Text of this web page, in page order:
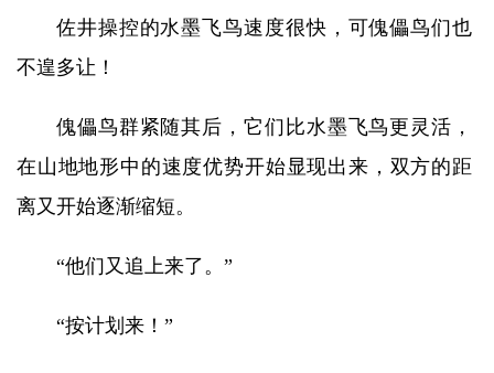
佐井操控的水墨飞鸟速度很快，可傀儡鸟们也
不遑多让！
傀儡鸟群紧随其后，它们比水墨飞鸟更灵活，
在山地地形中的速度优势开始显现出来，双方的距
离又开始逐渐缩短。
“他们又追上来了。”
“按计划来！”